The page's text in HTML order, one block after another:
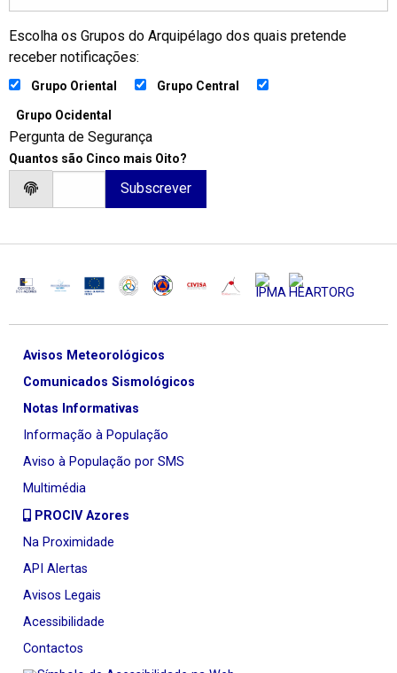
Escolha os Grupos do Arquipélago dos quais pretende
receber notificações:
Grupo Oriental Grupo Central
Grupo Ocidental
Pergunta de Segurança
Quantos são Cinco mais Oito?
Avisos Meteorológicos
Comunicados Sismológicos
Notas Informativas
Informação à População
Aviso à População por SMS
Multimédia
PROCIV Azores
Na Proximidade
API Alertas
Avisos Legais
Acessibilidade
Contactos